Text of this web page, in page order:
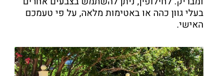
בעלי גוון כהה או באטימות מלאה, על פי טעמכם
האישי.